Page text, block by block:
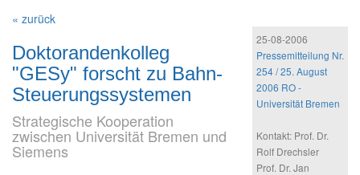
« zurück
Doktorandenkolleg
"GESy" forscht zu Bahn-
Steuerungssystemen
Strategische Kooperation
zwischen Universität Bremen und
Siemens
25-08-2006
Pressemitteilung Nr.
254 / 25. August
2006 RO -
Universität Bremen
Kontakt: Prof. Dr.
Rolf Drechsler
Prof. Dr. Jan